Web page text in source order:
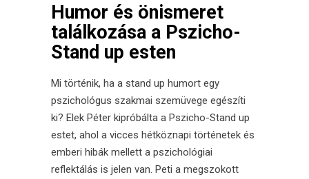
Humor és önismeret
találkozása a Pszicho-
Stand up esten
Mi történik, ha a stand up humort egy
pszichológus szakmai szemüvege egészíti
ki? Elek Péter kipróbálta a Pszicho-Stand up
estet, ahol a vicces hétköznapi történetek és
emberi hibák mellett a pszichológiai
reflektálás is jelen van. Peti a megszokott